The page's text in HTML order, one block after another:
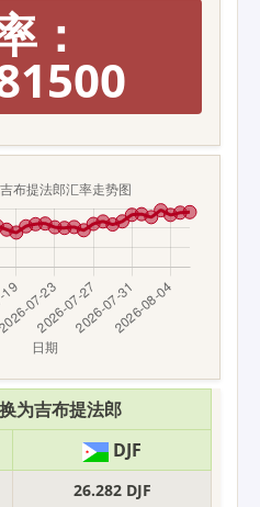
：
为吉布提法郎
DJF
26.282 DJF